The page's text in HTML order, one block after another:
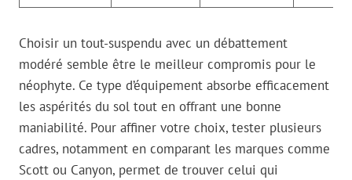
Choisir un tout-suspendu avec un débattement
modéré semble être le meilleur compromis pour le
néophyte. Ce type d’équipement absorbe efficacement
les aspérités du sol tout en offrant une bonne
maniabilité. Pour affiner votre choix, tester plusieurs
cadres, notamment en comparant les marques comme
Scott ou Canyon, permet de trouver celui qui